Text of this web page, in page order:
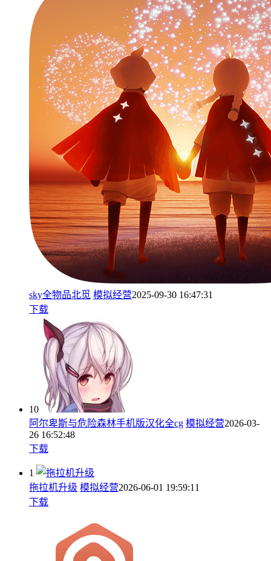
sky全物品北觅 模拟经营2025-09-30 16:47:31
下载
10
阿尔卑斯与危险森林手机版汉化全cg 模拟经营2026-03-
26 16:52:48
下载
1
拖拉机升级 模拟经营2026-06-01 19:59:11
下载